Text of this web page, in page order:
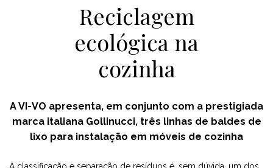
Reciclagem
ecológica na
cozinha
A VI-VO apresenta, em conjunto com a prestigiada
marca italiana Gollinucci, três linhas de baldes de
lixo para instalação em móveis de cozinha
A classificação e separação de resíduos é, sem dúvida, um dos